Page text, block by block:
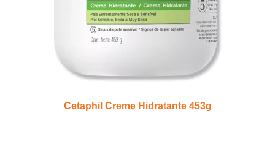
Cetaphil Creme Hidratante 453g